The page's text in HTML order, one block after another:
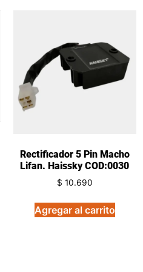
Rectificador 5 Pin Macho
Lifan. Haissky COD:0030
$ 10.690
Agregar al carrito